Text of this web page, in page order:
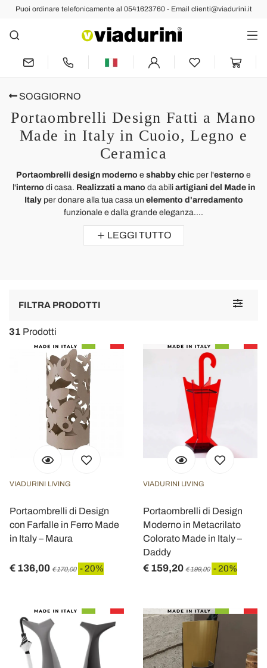
Puoi ordinare telefonicamente al 0541623760 - Email clienti@viadurini.it
SOGGIORNO
Portaombrelli Design Fatti a Mano
Made in Italy in Cuoio, Legno e
Ceramica
Portaombrelli design moderno e shabby chic per l'esterno e
l'interno di casa. Realizzati a mano da abili artigiani del Made in
Italy per donare alla tua casa un elemento d'arredamento
funzionale e dalla grande eleganza....
LEGGI TUTTO
Toggle
FILTRA PRODOTTI
31 Prodotti
VIADURINI LIVING
Portaombrelli di Design
con Farfalle in Ferro Made
in Italy – Maura
€ 136,00 € 170,00 - 20%
VIADURINI LIVING
Portaombrelli di Design
Moderno in Metacrilato
Colorato Made in Italy –
Daddy
€ 159,20 € 199,00 - 20%